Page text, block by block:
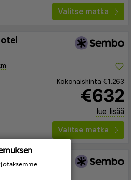
Valitse matka
Kokonaishinta €1.263
€632
lue lisää
Valitse matka